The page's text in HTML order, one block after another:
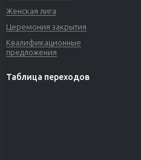
Женская лига
Церемония закрытия
Квалификационные
предложения
Таблица переходов